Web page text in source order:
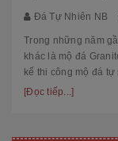
Đá Tự Nhiên NB
Trong những năm
khác là mộ đá
kế thi công mộ đá tự
hiệ...
[Đọc tiếp...]